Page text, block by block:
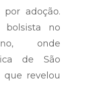
por adoção.
bolsista no
onde
de São
que revelou